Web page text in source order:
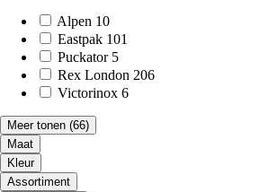
Alpen 10
Eastpak 101
Puckator 5
Rex London 206
Victorinox 6
Meer tonen (66)
Maat
Kleur
Assortiment